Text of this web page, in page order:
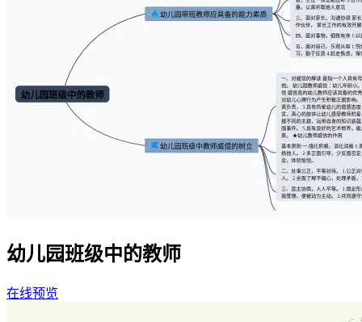
幼儿园班级中的教师
在线预览